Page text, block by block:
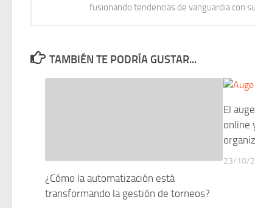
fusionando tendencias de vanguardia con
TAMBIÉN TE PODRÍA GUSTAR...
¿Cómo la automatización está
transformando la gestión de torneos?
El
online
23/10/